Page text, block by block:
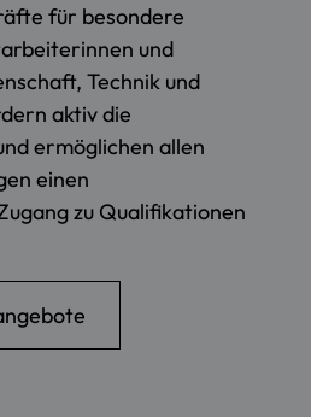
für besondere
und
Technik und
aktiv die
ermöglichen allen
einen
zu Qualifikationen